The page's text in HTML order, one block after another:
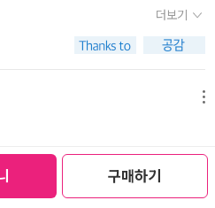
구매하기
악을 즐기셨으며서민들의 언어와 행
기만 한 정치판에 유머를 곁들일
아니었을까.돌아가시면 잊혀질 줄
빈자리가 너무 크다.삼가 고인의
으로 온전히 음미하지는 못했지만
써 당신도 꼭 읽어보길 바란다. 그
로다...​
논쟁으로 시절을 보냈다고 하지 않
서 있었던 투자자문가 출신 소설
엄혹한 볼셰비키 시절을 견뎌내야
더 중점을 둔 것으로 보인다. 가령
를린 전투에서 장렬하게 전사한
인 안드레이의 소박한 희망이 그렇
제의 경우를 들어 러시아인들은 역
더라는 식으로 백작이 고뇌하는 장
서양 와인 만드는 포도농사를 짓지
와인 선택에 능숙하지 않으면 2류
귀족에 대한 동경 같은 걸 경계하
이자 귀족 떨거지인 알렉산드르가
물려받은 책상 다리 안에 숨은 비밀
무 직업도 없고, 이제 더 이상 지역
다른 호텔도 아니고 메트로폴 호텔
고, 듣고 싶은 것을 듣는 자유를 잠
한순간이라도 사람답게 살아보고
로스토프는 비록 국가와 시대에 의
넣어졌지만, 항상 긍정적인 태도
유지하며 주변 사람들을 친구로
로 만든다. 어찌 보면 로스토프의
사람들만이 인정받던 사회 분위기
지 몰라도, 결국 그는 그 태도 덕분에
의 명인인 서른세 살의 알렉산드르
위원회 소속 긴급 위원회에 출두하
일리치 로스토프, 당신의 증언을
은 지금 어디 있는가?」를 썼던 명
이킬 수 없을 정도로 굴복했으며,
그 이상에 위협이 되고 있다고밖
다면 우리로서는 당신을 이 방에서
오. 하지만 당의 고위직 중에는 혁명
더보기
축된 이야기. 모처럼 즐거운 독서.